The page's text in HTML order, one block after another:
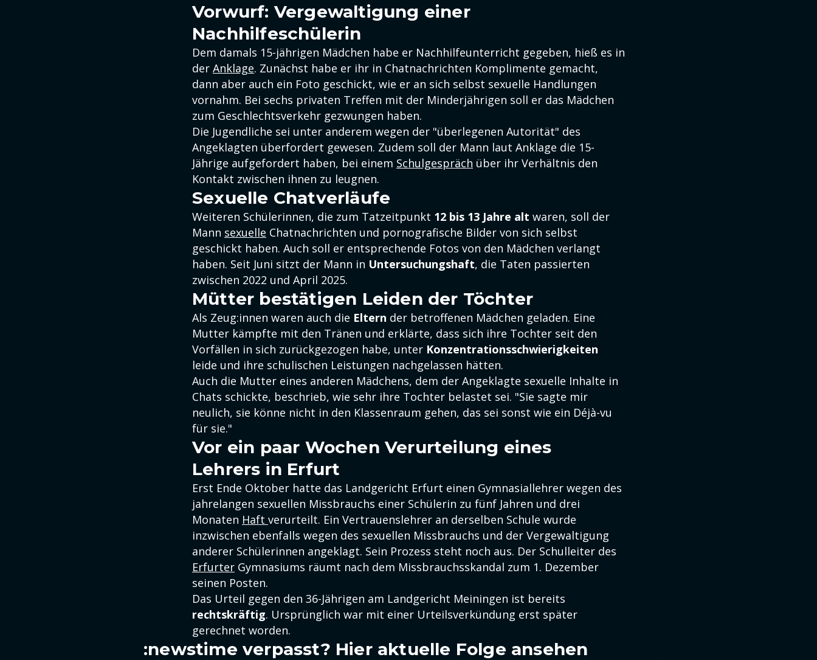
Vorwurf: Vergewaltigung einer
Nachhilfeschülerin
Dem damals 15-jährigen Mädchen habe er Nachhilfeunterricht gegeben, hieß es in
der Anklage. Zunächst habe er ihr in Chatnachrichten Komplimente gemacht,
dann aber auch ein Foto geschickt, wie er an sich selbst sexuelle Handlungen
vornahm. Bei sechs privaten Treffen mit der Minderjährigen soll er das Mädchen
zum Geschlechtsverkehr gezwungen haben.
Die Jugendliche sei unter anderem wegen der "überlegenen Autorität" des
Angeklagten überfordert gewesen. Zudem soll der Mann laut Anklage die 15-
Jährige aufgefordert haben, bei einem Schulgespräch über ihr Verhältnis den
Kontakt zwischen ihnen zu leugnen.
Sexuelle Chatverläufe
Weiteren Schülerinnen, die zum Tatzeitpunkt 12 bis 13 Jahre alt waren, soll der
Mann sexuelle Chatnachrichten und pornografische Bilder von sich selbst
geschickt haben. Auch soll er entsprechende Fotos von den Mädchen verlangt
haben. Seit Juni sitzt der Mann in Untersuchungshaft, die Taten passierten
zwischen 2022 und April 2025.
Mütter bestätigen Leiden der Töchter
Als Zeug:innen waren auch die Eltern der betroffenen Mädchen geladen. Eine
Mutter kämpfte mit den Tränen und erklärte, dass sich ihre Tochter seit den
Vorfällen in sich zurückgezogen habe, unter Konzentrationsschwierigkeiten
leide und ihre schulischen Leistungen nachgelassen hätten.
Auch die Mutter eines anderen Mädchens, dem der Angeklagte sexuelle Inhalte in
Chats schickte, beschrieb, wie sehr ihre Tochter belastet sei. "Sie sagte mir
neulich, sie könne nicht in den Klassenraum gehen, das sei sonst wie ein Déjà-vu
für sie."
Vor ein paar Wochen Verurteilung eines
Lehrers in Erfurt
Erst Ende Oktober hatte das Landgericht Erfurt einen Gymnasiallehrer wegen des
jahrelangen sexuellen Missbrauchs einer Schülerin zu fünf Jahren und drei
Monaten Haft verurteilt. Ein Vertrauenslehrer an derselben Schule wurde
inzwischen ebenfalls wegen des sexuellen Missbrauchs und der Vergewaltigung
anderer Schülerinnen angeklagt. Sein Prozess steht noch aus. Der Schulleiter des
Erfurter Gymnasiums räumt nach dem Missbrauchsskandal zum 1. Dezember
seinen Posten.
Das Urteil gegen den 36-Jährigen am Landgericht Meiningen ist bereits
rechtskräftig. Ursprünglich war mit einer Urteilsverkündung erst später
gerechnet worden.
:newstime verpasst? Hier aktuelle Folge ansehen